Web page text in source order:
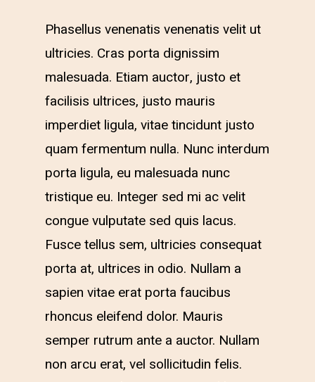
Phasellus venenatis venenatis velit ut
ultricies. Cras porta dignissim
malesuada. Etiam auctor, justo et
facilisis ultrices, justo mauris
imperdiet ligula, vitae tincidunt justo
quam fermentum nulla. Nunc interdum
porta ligula, eu malesuada nunc
tristique eu. Integer sed mi ac velit
congue vulputate sed quis lacus.
Fusce tellus sem, ultricies consequat
porta at, ultrices in odio. Nullam a
sapien vitae erat porta faucibus
rhoncus eleifend dolor. Mauris
semper rutrum ante a auctor. Nullam
non arcu erat, vel sollicitudin felis.